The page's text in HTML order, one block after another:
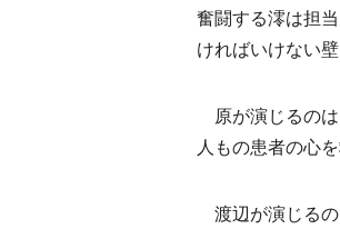
奮闘する澪は担
ければいけない壁
原が演じるの
人もの患者の心
渡辺が演じる